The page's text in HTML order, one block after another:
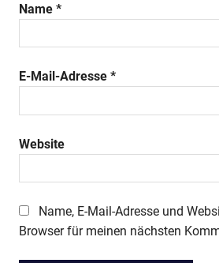
Name *
E-Mail-Adresse *
Website
Name, E-Mail-Adresse und
Browser für meinen nächsten